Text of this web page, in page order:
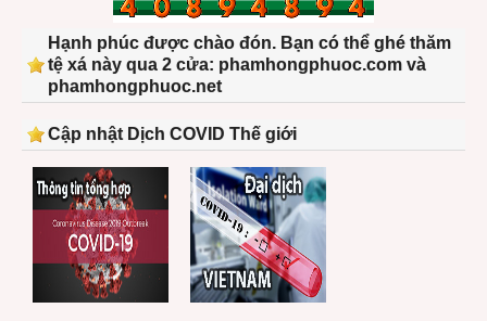
Hạnh phúc được chào đón. Bạn có thể ghé thăm
tệ xá này qua 2 cửa: phamhongphuoc.com và
phamhongphuoc.net
Cập nhật Dịch COVID Thế giới